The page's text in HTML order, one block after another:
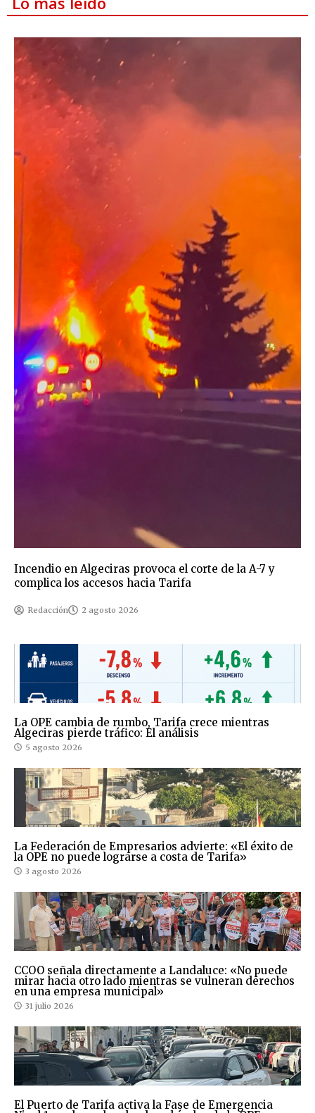
Incendio en Algeciras provoca el corte de la A-7 y
complica los accesos hacia Tarifa
Redacción 2 agosto 2026
La OPE cambia de rumbo, Tarifa crece mientras
Algeciras pierde tráfico: El análisis
5 agosto 2026
La Federación de Empresarios advierte: «El éxito de
la OPE no puede lograrse a costa de Tarifa»
3 agosto 2026
CCOO señala directamente a Landaluce: «No puede
mirar hacia otro lado mientras se vulneran derechos
en una empresa municipal»
31 julio 2026
El Puerto de Tarifa activa la Fase de Emergencia